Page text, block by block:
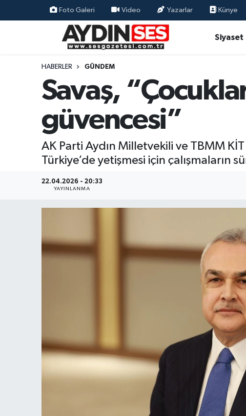
Foto Galeri Video Yazarlar Künye
Siyaset
HABERLER GÜNDEM
Savaş,
güvencesi”
AK Parti Aydın Milletvekili ve TBMM
Türkiye’de yetişmesi için çalışmaların
22.04.2026 - 20:33
YAYINLANMA
Siyaset
Yaşam
Eğitim
Kültür Sanat
Aydın Nöbetçi Eczaneler
Aydın Hava Durumu
Aydin Namaz Vakitleri
Aydın Trafik Yoğunluk Haritası
Süper Lig Puan Durumu ve Fikstür
Tüm Manşetler
Son Dakika Haberleri